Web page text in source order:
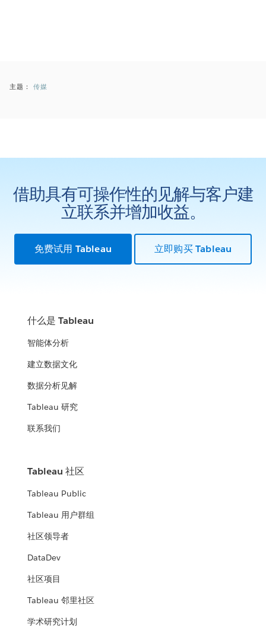
主题： 传媒
借助具有可操作性的见解与客户建
立联系并增加收益。
免费试用 Tableau 立即购买 Tableau
什么是 Tableau
智能体分析
建立数据文化
数据分析见解
Tableau 研究
联系我们
Tableau 社区
Tableau Public
Tableau 用户群组
社区领导者
DataDev
社区项目
Tableau 邻里社区
学术研究计划